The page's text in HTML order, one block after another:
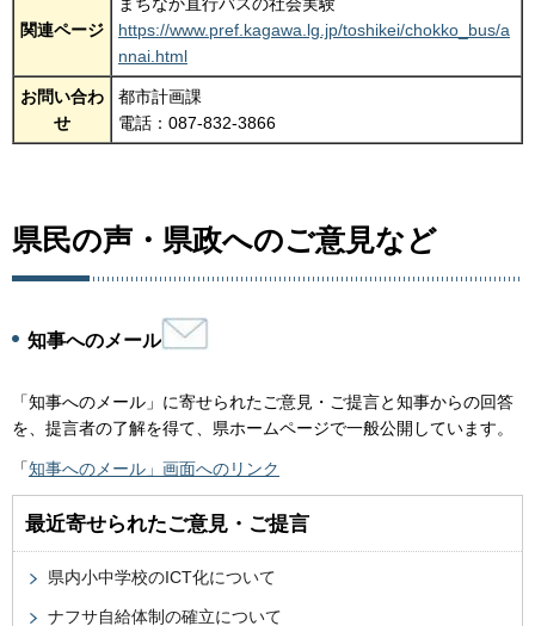
関連ページ
https://www.pref.kagawa.lg.jp/toshikei/chokko_bus/a
nnai.html
お問い合わ
せ
都市計画課
電話：087-832-3866
県民の声・県政へのご意見など
知事へのメール
「知事へのメール」に寄せられたご意見・ご提言と知事からの回答
を、提言者の了解を得て、県ホームページで一般公開しています。
「知事へのメール」画面へのリンク
最近寄せられたご意見・ご提言
県内小中学校のICT化について
ナフサ自給体制の確立について